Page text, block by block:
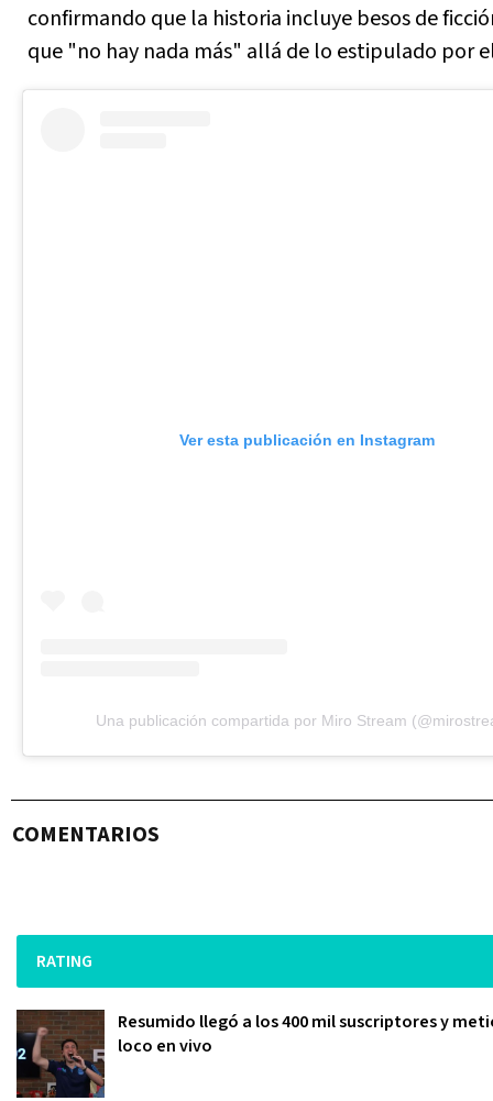
confirmando que la historia incluye besos de
que "no hay nada más" allá de lo estipulado por
Ver esta publicación en Instagram
Una publicación compartida por Miro Stream
COMENTARIOS
RATING
Resumido llegó a los 400 mil suscriptores y
loco en vivo